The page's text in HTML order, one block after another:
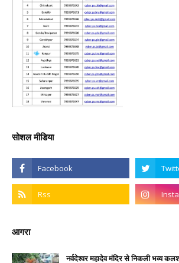
सोशल मीडिया
आगरा
नर्वदेश्वर महादेव मंदिर से निकली भव्य